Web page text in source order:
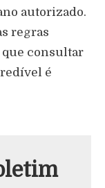
autorizado.
regras
que consultar
é